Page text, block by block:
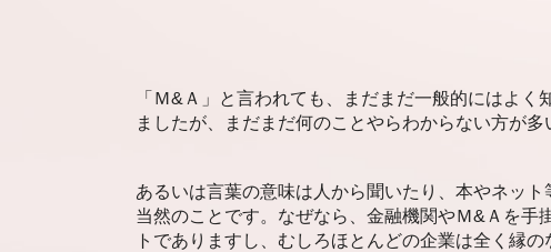
事業承継 従業員
後継者問題 m&a
事業承継 株式移転
後継者問題
事業承継 他人
静岡市 会計事務所
福岡市 後継者不在 相談
会計事務所 新潟市
新潟市 後継者問題
札幌市 資金調達 相談
「Ｍ&Ａ」と言われても、まだまだ一般的にはよ
ましたが、まだまだ何のことやらわからない方が多
あるいは言葉の意味は人から聞いたり、本やネッ
当然のことです。なぜなら、金融機関やＭ&Ａを
トでありますし、むしろほとんどの企業は全く縁